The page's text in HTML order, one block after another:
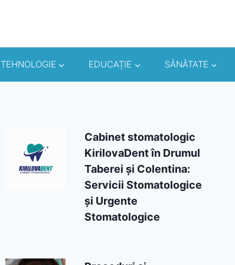
TEHNOLOGIE EDUCAȚIE SĂNĂTATE
Cabinet stomatologic
KirilovaDent în Drumul
Taberei și Colentina:
Servicii Stomatologice
și Urgente
Stomatologice